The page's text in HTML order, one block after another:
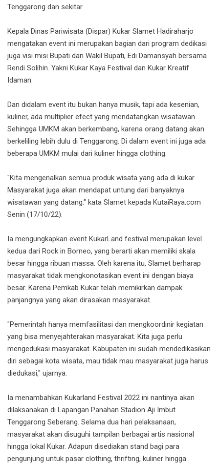
Tenggarong dan sekitar.
Kepala Dinas Pariwisata (Dispar) Kukar Slamet Hadiraharjo
mengatakan event ini merupakan bagian dari program dedikasi
juga visi misi Bupati dan Wakil Bupati, Edi Damansyah bersama
Rendi Solihin. Yakni Kukar Kaya Festival dan Kukar Kreatif
Idaman.
Dan didalam event itu bukan hanya musik, tapi ada kesenian,
kuliner, ada multiplier efect yang mendatangkan wisatawan.
Sehingga UMKM akan berkembang, karena orang datang akan
berkeliling lebih dulu di Tenggarong. Di dalam event ini juga ada
beberapa UMKM mulai dari kuliner hingga clothing.
"Kita mengenalkan semua produk wisata yang ada di kukar.
Masyarakat juga akan mendapat untung dari banyaknya
wisatawan yang datang." kata Slamet kepada KutaiRaya.com
Senin (17/10/22).
Ia mengungkapkan event KukarLand festival merupakan level
kedua dari Rock in Borneo, yang berarti akan memiliki skala
besar hingga ribuan massa. Oleh karena itu, Slamet berharap
masyarakat tidak mengkonotasikan event ini dengan biaya
besar. Karena Pemkab Kukar telah memikirkan dampak
panjangnya yang akan dirasakan masyarakat.
"Pemerintah hanya memfasilitasi dan mengkoordinir kegiatan
yang bisa menyejahterakan masyarakat. Kita juga perlu
mengedukasi masyarakat. Kabupaten ini sudah mendedikasikan
diri sebagai kota wisata, mau tidak mau masyarakat juga harus
diedukasi," ujarnya.
Ia menambahkan Kukarland Festival 2022 ini nantinya akan
dilaksanakan di Lapangan Panahan Stadion Aji Imbut
Tenggarong Seberang. Selama dua hari pelaksanaan,
masyarakat akan disuguhi tampilan berbagai artis nasional
hingga lokal Kukar. Adapun disediakan stand bagi para
pengunjung untuk pasar clothing, thrifting, kuliner hingga